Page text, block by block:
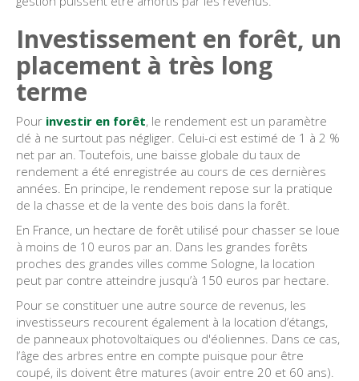
Investissement en forêt, un
placement à très long
terme
Pour investir en forêt, le rendement est un paramètre
clé à ne surtout pas négliger. Celui-ci est estimé de 1 à 2 %
net par an. Toutefois, une baisse globale du taux de
rendement a été enregistrée au cours de ces dernières
années. En principe, le rendement repose sur la pratique
de la chasse et de la vente des bois dans la forêt.
En France, un hectare de forêt utilisé pour chasser se loue
à moins de 10 euros par an. Dans les grandes forêts
proches des grandes villes comme Sologne, la location
peut par contre atteindre jusqu’à 150 euros par hectare.
Pour se constituer une autre source de revenus, les
investisseurs recourent également à la location d’étangs,
de panneaux photovoltaïques ou d'éoliennes. Dans ce cas,
l’âge des arbres entre en compte puisque pour être
coupé, ils doivent être matures (avoir entre 20 et 60 ans).